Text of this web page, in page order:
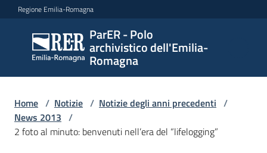
Vai al contenuto
Vai alla navigazione
Vai al footer
Regione Emilia-Romagna
ParER - Polo
archivistico dell'Emilia-
Romagna
ParER -
Polo
archivistico
Romagna
Home / Notizie / Notizie degli anni precedenti /
News 2013 /
2 foto al minuto: benvenuti nell’era del “lifelogging”